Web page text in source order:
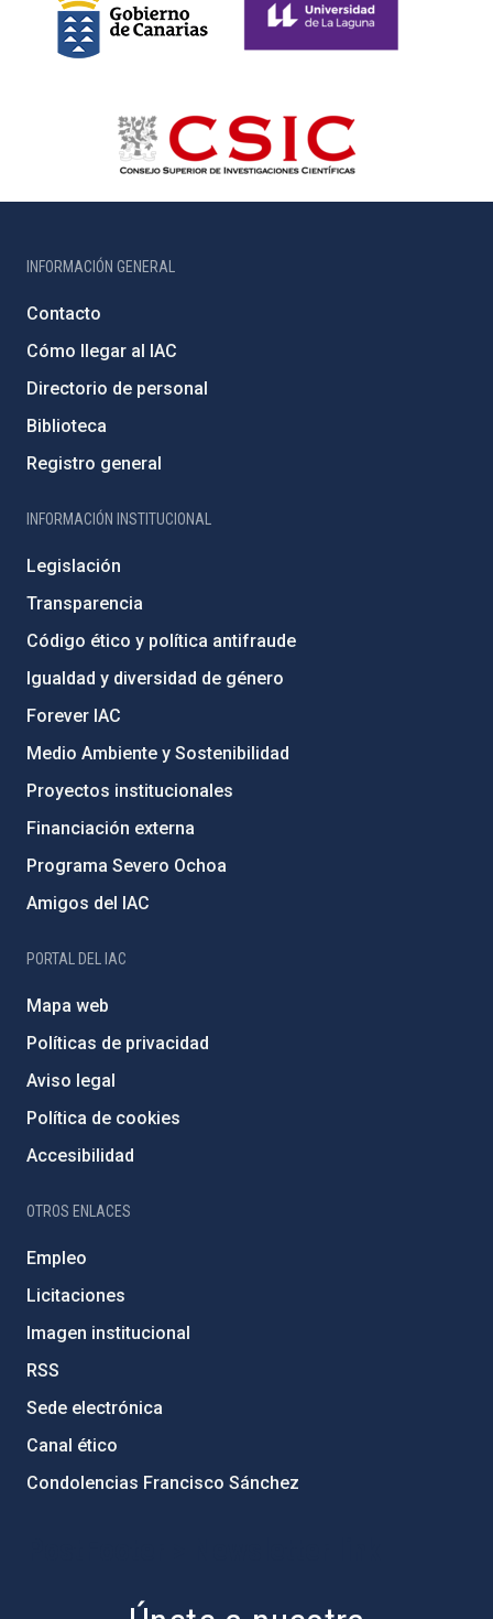
INFORMACIÓN GENERAL
Contacto
Cómo llegar al IAC
Directorio de personal
Biblioteca
Registro general
INFORMACIÓN INSTITUCIONAL
Legislación
Transparencia
Código ético y política antifraude
Igualdad y diversidad de género
Forever IAC
Medio Ambiente y Sostenibilidad
Proyectos institucionales
Financiación externa
Programa Severo Ochoa
Amigos del IAC
PORTAL DEL IAC
Mapa web
Políticas de privacidad
Aviso legal
Política de cookies
Accesibilidad
OTROS ENLACES
Empleo
Licitaciones
Imagen institucional
RSS
Sede electrónica
Canal ético
Condolencias Francisco Sánchez